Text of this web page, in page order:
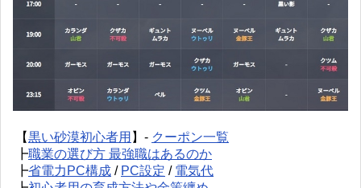
【黒い砂漠初心者用 】- クーポン一覧
┣職業の選び方 最強職はあるのか
┣省電力PC構成 / PC設定 / 電気代